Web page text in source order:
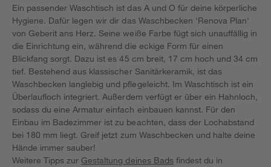
Ein passender Waschtisch ist das A und O für deine körperliche
Hygiene. Dafür legen wir dir das Waschbecken 'Renova Plan'
von Geberit ans Herz. Seine weiße Farbe fügt sich unauffällig in
die Einrichtung ein, während die eckige Form für einen
Blickfang sorgt. Dazu ist es 45 cm breit, 17 cm hoch und 34 cm
tief. Bestehend aus klassischer Sanitärkeramik, ist das
Waschbecken langlebig und pflegeleicht. Im Waschtisch ist ein
Überlaufloch integriert. Außerdem verfügt er über ein Hahnloch,
sodass du eine Armatur einfach einbauen kannst. Für den
Einbau im Badezimmer ist zu beachten, dass der Lochabstand
bei 180 mm liegt. Greif jetzt zum Waschbecken und halte deine
Hände immer sauber!
Weitere Tipps zur Gestaltung deines Badsfindest du in